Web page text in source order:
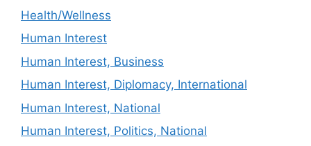
Health/Wellness
Human Interest
Human Interest, Business
Human Interest, Diplomacy, International
Human Interest, National
Human Interest, Politics, National